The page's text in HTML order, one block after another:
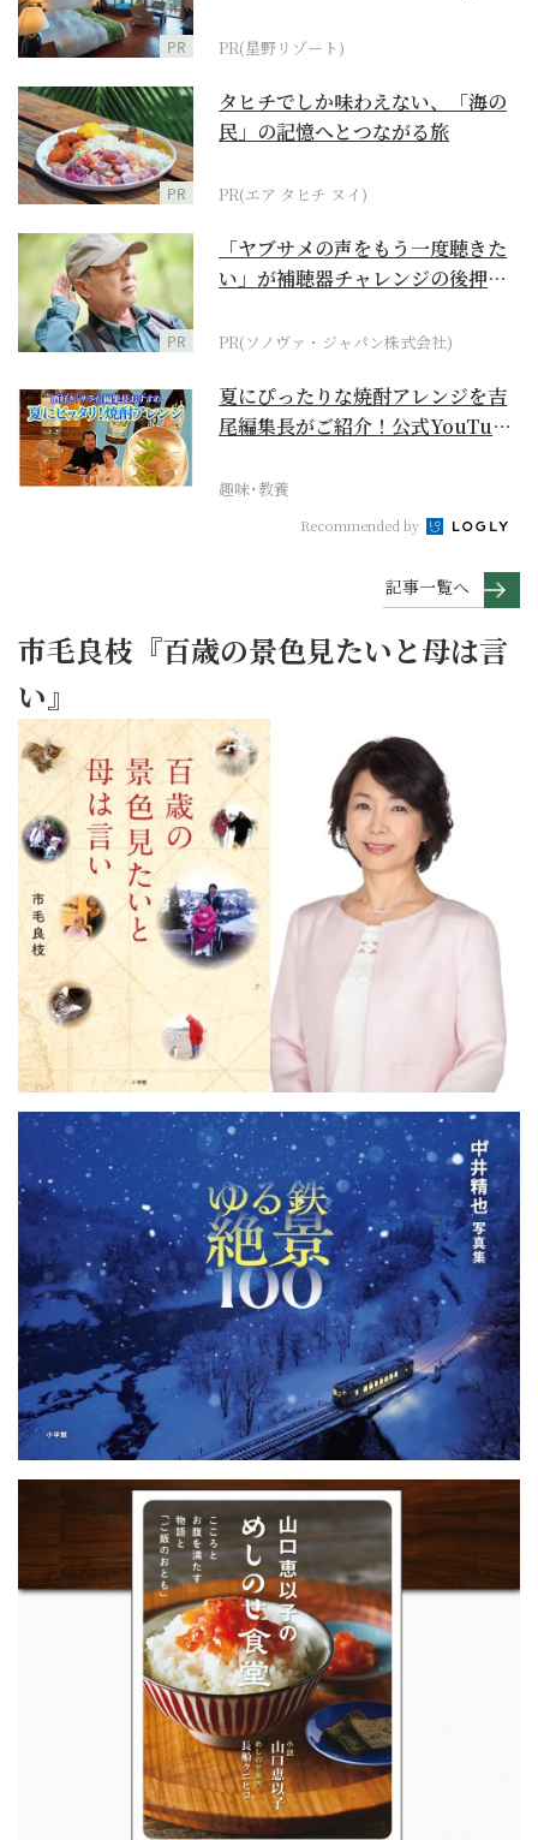
PR PR(星野リゾート)
PR
タヒチでしか味わえない、「海の
民」の記憶へとつながる旅
PR(エア タヒチ ヌイ)
PR
「ヤブサメの声をもう一度聴きた
い」が補聴器チャレンジの後押し
PR(ソノヴァ・ジャパン株式会社)
夏にぴったりな焼酎アレンジを吉
尾編集長がご紹介！公式YouTube
趣味･教養
Recommended by
記事一覧へ
市毛良枝『百歳の景色見たいと母は言
い』